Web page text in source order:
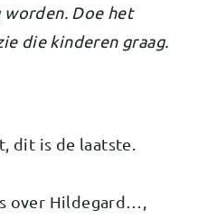
worden. Doe het
die kinderen graag.
dit is de laatste.
over Hildegard…,